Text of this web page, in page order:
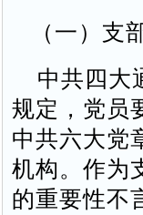
（一）支
中共四大
规定，党员
中共六大党
机构。作为
的重要性不